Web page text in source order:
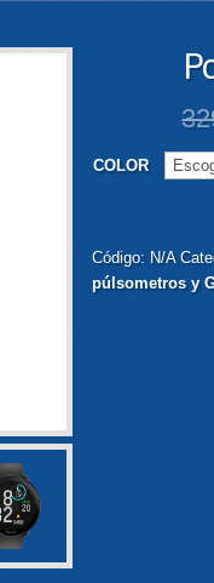
COLOR
Código: N/A
púlsometros y